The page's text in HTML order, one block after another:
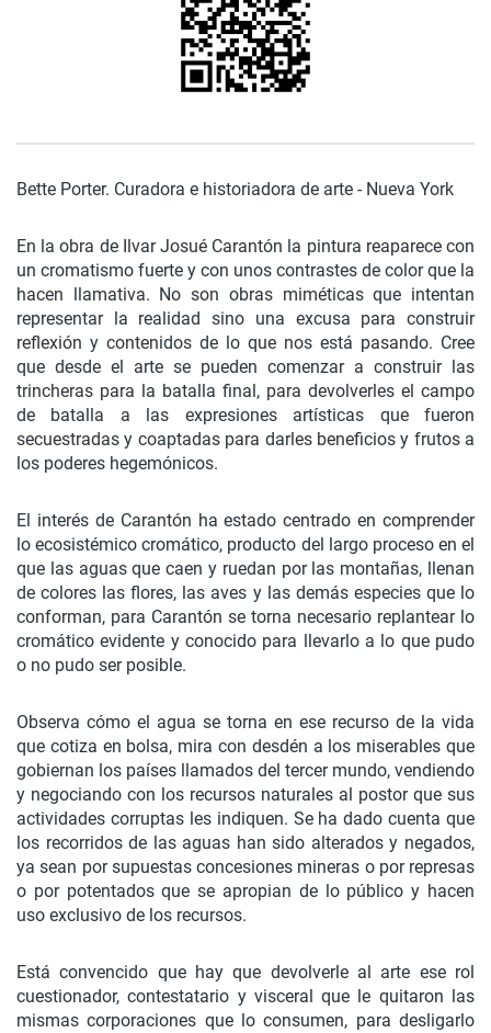
Bette Porter. Curadora e historiadora de arte - Nueva York
En la obra de Ilvar Josué Carantón la pintura reaparece con
un cromatismo fuerte y con unos contrastes de color que la
hacen llamativa. No son obras miméticas que intentan
representar la realidad sino una excusa para construir
reflexión y contenidos de lo que nos está pasando. Cree
que desde el arte se pueden comenzar a construir las
trincheras para la batalla final, para devolverles el campo
de batalla a las expresiones artísticas que fueron
secuestradas y coaptadas para darles beneficios y frutos a
los poderes hegemónicos.
El interés de Carantón ha estado centrado en comprender
lo ecosistémico cromático, producto del largo proceso en el
que las aguas que caen y ruedan por las montañas, llenan
de colores las flores, las aves y las demás especies que lo
conforman, para Carantón se torna necesario replantear lo
cromático evidente y conocido para llevarlo a lo que pudo
o no pudo ser posible.
Observa cómo el agua se torna en ese recurso de la vida
que cotiza en bolsa, mira con desdén a los miserables que
gobiernan los países llamados del tercer mundo, vendiendo
y negociando con los recursos naturales al postor que sus
actividades corruptas les indiquen. Se ha dado cuenta que
los recorridos de las aguas han sido alterados y negados,
ya sean por supuestas concesiones mineras o por represas
o por potentados que se apropian de lo público y hacen
uso exclusivo de los recursos.
Está convencido que hay que devolverle al arte ese rol
cuestionador, contestatario y visceral que le quitaron las
mismas corporaciones que lo consumen, para desligarlo